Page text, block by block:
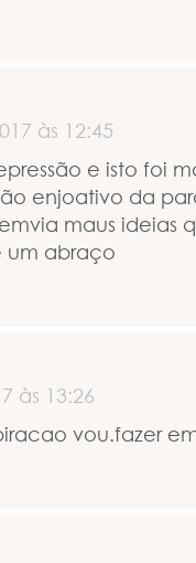
às 12:45
e isto foi
enjoativo da
maus ideias
um abraço
às 13:26
vou.fazer